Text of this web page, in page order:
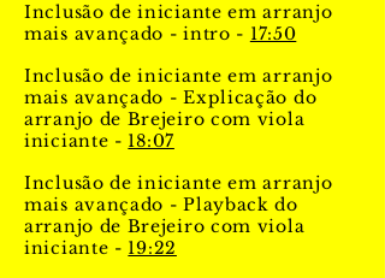
Inclusão de iniciante em arranjo
mais avançado - intro - 17:50
Inclusão de iniciante em arranjo
mais avançado - Explicação do
arranjo de Brejeiro com viola
iniciante - 18:07
Inclusão de iniciante em arranjo
mais avançado - Playback do
arranjo de Brejeiro com viola
iniciante - 19:22